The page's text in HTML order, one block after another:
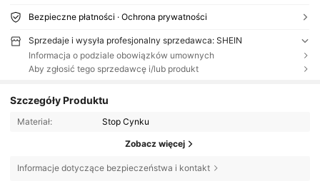
Bezpieczne płatności · Ochrona prywatności
Sprzedaje i wysyła profesjonalny sprzedawca: SHEIN
Informacja o podziale obowiązków umownych
Aby zgłosić tego sprzedawcę i/lub produkt
Szczegóły Produktu
Materiał: Stop Cynku
Zobacz więcej
Informacje dotyczące bezpieczeństwa i kontakt